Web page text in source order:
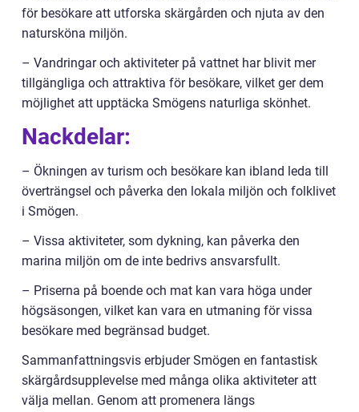
för besökare att utforska skärgården och njuta av den
natursköna miljön.
– Vandringar och aktiviteter på vattnet har blivit mer
tillgängliga och attraktiva för besökare, vilket ger dem
möjlighet att upptäcka Smögens naturliga skönhet.
Nackdelar:
– Ökningen av turism och besökare kan ibland leda till
överträngsel och påverka den lokala miljön och folklivet
i Smögen.
– Vissa aktiviteter, som dykning, kan påverka den
marina miljön om de inte bedrivs ansvarsfullt.
– Priserna på boende och mat kan vara höga under
högsäsongen, vilket kan vara en utmaning för vissa
besökare med begränsad budget.
Sammanfattningsvis erbjuder Smögen en fantastisk
skärgårdsupplevelse med många olika aktiviteter att
välja mellan. Genom att promenera längs